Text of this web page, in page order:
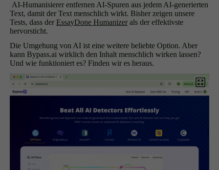
AI-Humanisierer entfernen AI-Spuren aus jedem AI-generierten
Text, damit der Text menschlich wirkt. Bisher zeigen unsere
Tests, dass der EssayDone Humanizer als der effektivste
hervorsticht.
Die Umgehung von AI ist eine weitere beliebte Option. Aber
kann Bypass.ai wirklich den Inhalt menschlich wirken lassen?
Und wie funktioniert es? Finden wir es heraus.